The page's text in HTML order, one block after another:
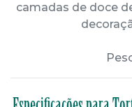
camadas de doce